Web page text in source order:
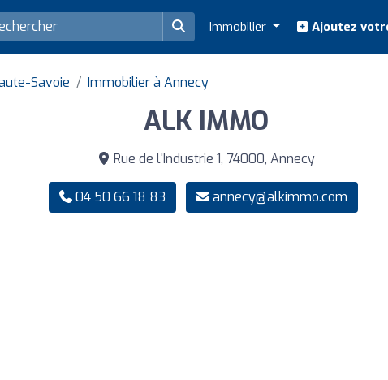
Immobilier Ajoutez
Savoie Immobilier à Annecy
ALK IMMO
Rue de l'Industrie 1, 74000, Annecy
04 50 66 18 83 annecy@alkimmo.com